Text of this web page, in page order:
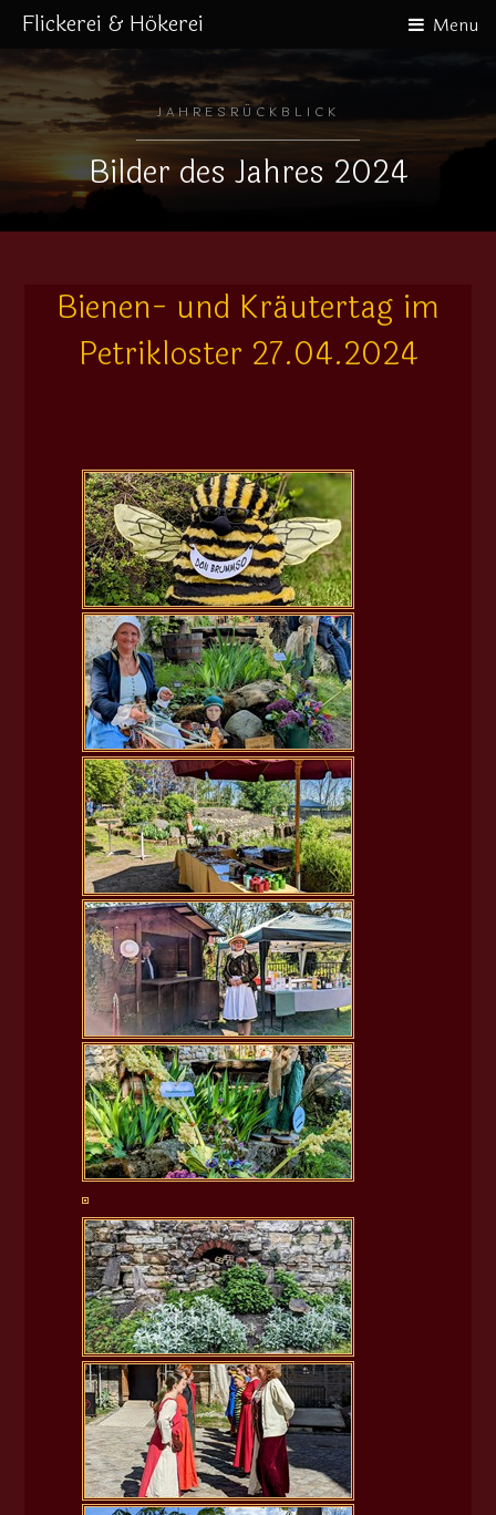
Flickerei & Hökerei Menu
JAHRESRÜCKBLICK
Bilder des Jahres 2024
Bienen- und Kräutertag im
Petrikloster 27.04.2024